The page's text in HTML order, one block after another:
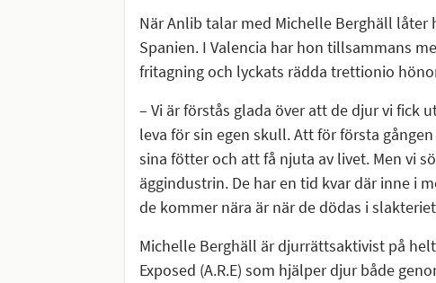
När Anlib talar med Michelle Berghäll
Spanien. I Valencia har hon tillsammans
fritagning och lyckats rädda trettionio
– Vi är förstås glada över att de djur vi fick
leva för sin egen skull. Att för första
sina fötter och att få njuta av livet. Men vi
äggindustrin. De har en tid kvar där inne i
de kommer nära är när de dödas i
Michelle Berghäll är djurrättsaktivist på
Exposed (A.R.E) som hjälper djur både